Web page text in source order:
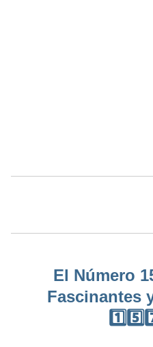
El Número
Fascinantes